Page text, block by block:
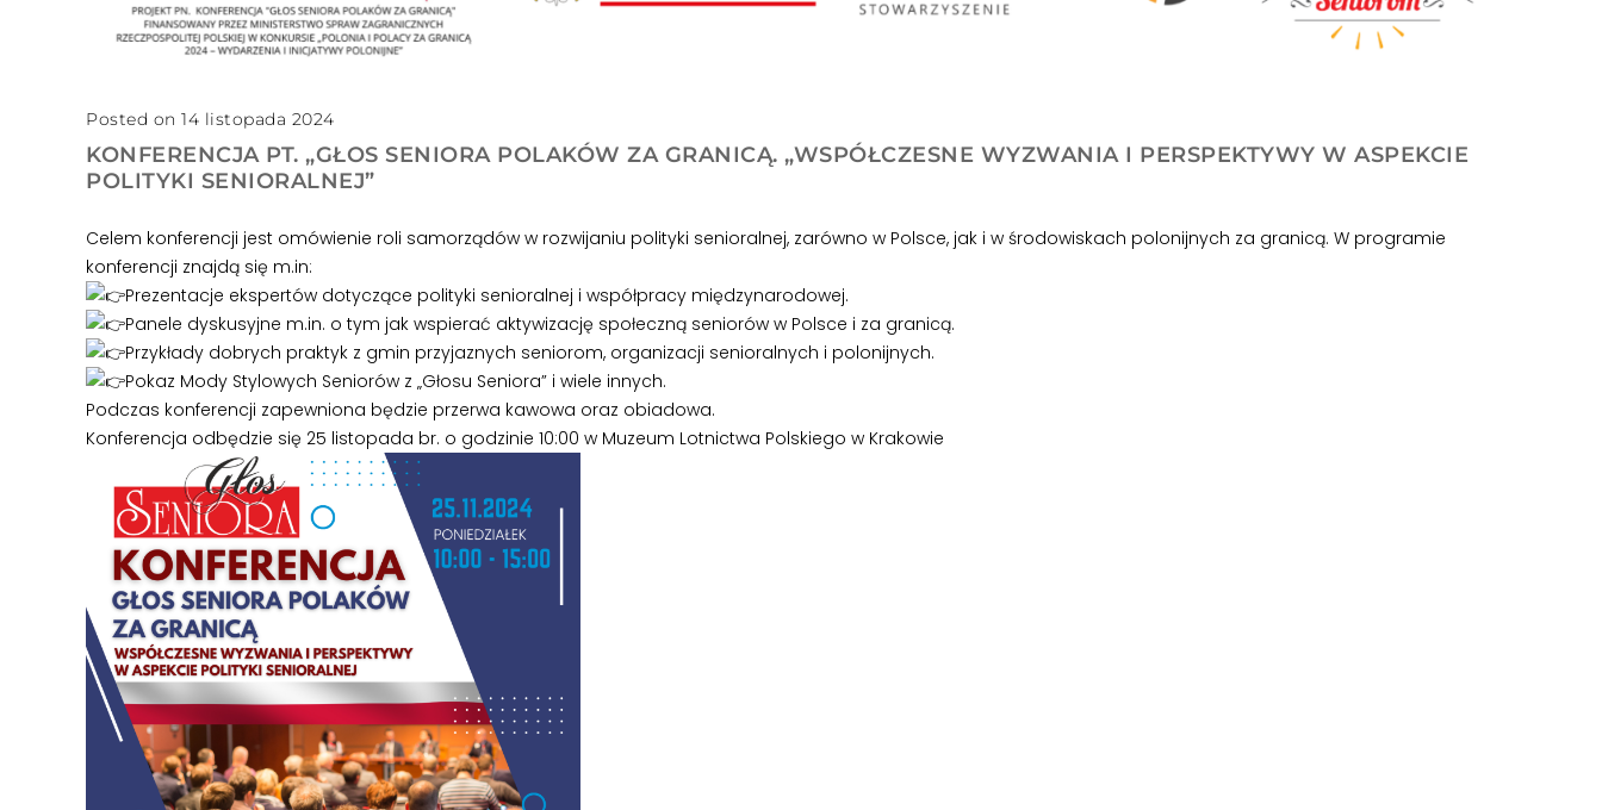
Posted on 14 listopada 2024
KONFERENCJA PT. „GŁOS SENIORA POLAKÓW ZA GRANICĄ. „WSPÓŁCZESNE WYZWANIA I PERSPEKTYWY W ASPEKCIE
POLITYKI SENIORALNEJ”
Celem konferencji jest omówienie roli samorządów w rozwijaniu polityki senioralnej, zarówno w Polsce, jak i w środowiskach polonijnych za granicą. W programie
konferencji znajdą się m.in:
Prezentacje ekspertów dotyczące polityki senioralnej i współpracy międzynarodowej.
Panele dyskusyjne m.in. o tym jak wspierać aktywizację społeczną seniorów w Polsce i za granicą.
Przykłady dobrych praktyk z gmin przyjaznych seniorom, organizacji senioralnych i polonijnych.
Pokaz Mody Stylowych Seniorów z „Głosu Seniora” i wiele innych.
Podczas konferencji zapewniona będzie przerwa kawowa oraz obiadowa.
Konferencja odbędzie się 25 listopada br. o godzinie 10:00 w Muzeum Lotnictwa Polskiego w Krakowie